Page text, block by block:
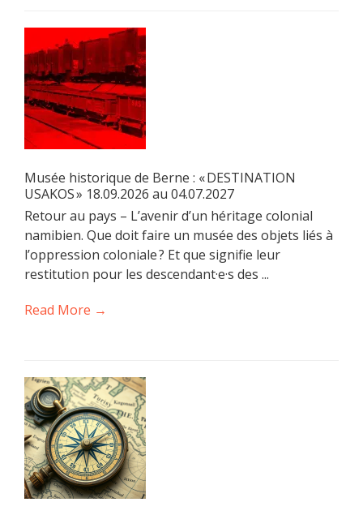
Musée historique de Berne : « DESTINATION
USAKOS » 18.09.2026 au 04.07.2027
Retour au pays – L’avenir d’un héritage colonial
namibien. Que doit faire un musée des objets liés à
l’oppression coloniale ? Et que signifie leur
restitution pour les descendant·e·s des ...
Read More →